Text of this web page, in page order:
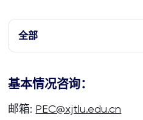
学院
校园生活
关于我们
全部
基本情况咨询：
邮箱: PEC@xjtlu.edu.cn